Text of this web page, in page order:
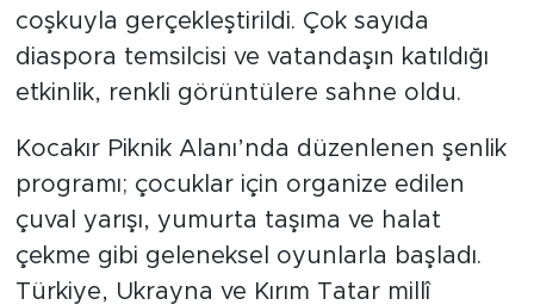
coşkuyla gerçekleştirildi. Çok sayıda
diaspora temsilcisi ve vatandaşın katıldığı
etkinlik, renkli görüntülere sahne oldu.
Kocakır Piknik Alanı’nda düzenlenen şenlik
programı; çocuklar için organize edilen
çuval yarışı, yumurta taşıma ve halat
çekme gibi geleneksel oyunlarla başladı.
Türkiye, Ukrayna ve Kırım Tatar millî